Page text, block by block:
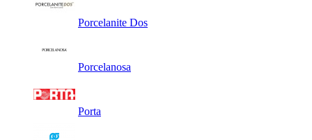
Porcelanite Dos
Porcelanosa
Porta